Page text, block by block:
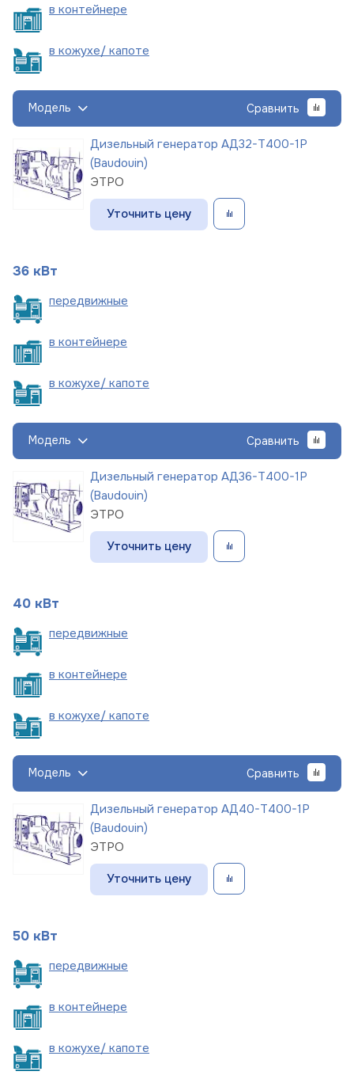
в контейнере
в кожухе/ капоте
Модель Сравнить
Дизельный генератор АД32-Т400-1Р
(Baudouin)
ЭТРО
Уточнить цену
36 кВт
передвижные
в контейнере
в кожухе/ капоте
Модель Сравнить
Дизельный генератор АД36-Т400-1Р
(Baudouin)
ЭТРО
Уточнить цену
40 кВт
передвижные
в контейнере
в кожухе/ капоте
Модель Сравнить
Дизельный генератор АД40-Т400-1Р
(Baudouin)
ЭТРО
Уточнить цену
50 кВт
передвижные
в контейнере
в кожухе/ капоте